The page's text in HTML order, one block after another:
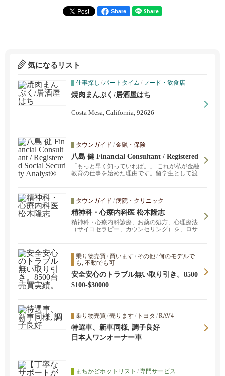
Share
気になるリスト
仕事探し /パートタイム / フード・飲食店
焼肉まんぷく/居酒屋はち
Costa Mesa, California, 92626
タウンガイド /金融・保険
八島 健 Financial Consultant / Registered
Social Security Analyst®
「もっと早く知っていれば。」 これが私が金融
教育の仕事を始めた理由です。留学生として渡
と将来への安心づくりをサポートしています。
タウンガイド /病院・クリニック
精神科・心療内科医 松木隆志
精神科・心療内科診療、お薬の処方、心理療法
（サイコセラピー、カウンセリング）を、ロサ
さい。お薬の処方だけでなく、薬を用いない治
療 (心理療法・カウンセリング・サイコセラピ
ー) も行っています。お薬が必要ない方もぜひお
気軽にお問い合わせ下さい。オンラインビデオ
通話を用いた遠隔診療・カウンセリングもあ
乗り物売買 / 買います/ その他/何のモデルで
も, 不動でも可
安全安心のトラブル無い取り引き。8500
台売買実績。
$100-$30000
乗り物売買 /売ります/ トヨタ /RAV4
特選車、新車同様, 調子良好
日本人ワンオーナー車
まちかどホットリスト /専門サービス